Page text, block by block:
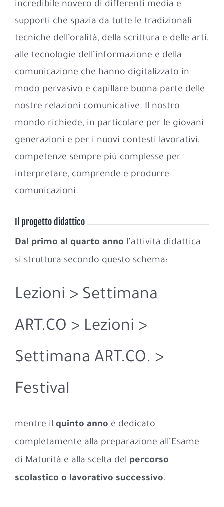
incredibile novero di differenti media e
supporti che spazia da tutte le tradizionali
tecniche dell’oralità, della scrittura e delle arti,
alle tecnologie dell’informazione e della
comunicazione che hanno digitalizzato in
modo pervasivo e capillare buona parte delle
nostre relazioni comunicative. Il nostro
mondo richiede, in particolare per le giovani
generazioni e per i nuovi contesti lavorativi,
competenze sempre più complesse per
interpretare, comprende e produrre
comunicazioni.
Il progetto didattico
Dal primo al quarto anno l’attività didattica
si struttura secondo questo schema:
Lezioni > Settimana
ART.CO > Lezioni >
Settimana ART.CO. >
Festival
mentre il quinto anno è dedicato
completamente alla preparazione all’Esame
di Maturità e alla scelta del percorso
scolastico o lavorativo successivo.